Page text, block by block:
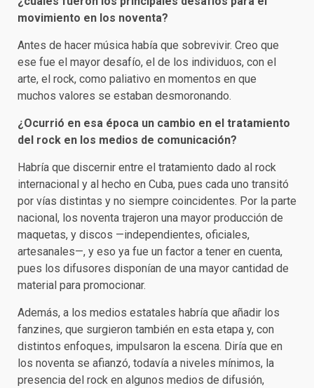
movimiento en los noventa?
Antes de hacer música había que sobrevivir. Creo que
ese fue el mayor desafío, el de los individuos, con el
arte, el rock, como paliativo en momentos en que
muchos valores se estaban desmoronando.
¿Ocurrió en esa época un cambio en el tratamiento
del rock en los medios de comunicación?
Habría que discernir entre el tratamiento dado al rock
internacional y al hecho en Cuba, pues cada uno transitó
por vías distintas y no siempre coincidentes. Por la parte
nacional, los noventa trajeron una mayor producción de
maquetas, y discos —independientes, oficiales,
artesanales—, y eso ya fue un factor a tener en cuenta,
pues los difusores disponían de una mayor cantidad de
material para promocionar.
Además, a los medios estatales habría que añadir los
fanzines, que surgieron también en esta etapa y, con
distintos enfoques, impulsaron la escena. Diría que en
los noventa se afianzó, todavía a niveles mínimos, la
presencia del rock en algunos medios de difusión,